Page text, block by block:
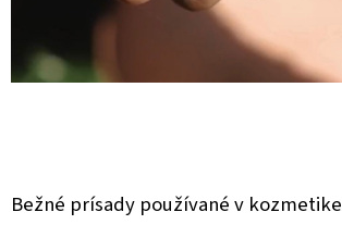
Bežné prísady používané v kozmetike